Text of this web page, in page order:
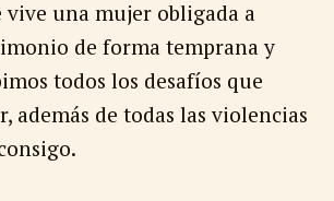
vive una mujer obligada a
de forma temprana y
todos los desafíos que
además de todas las violencias